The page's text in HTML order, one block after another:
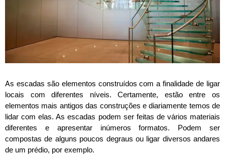
As escadas são elementos construídos com a finalidade de ligar
locais com diferentes níveis. Certamente, estão entre os
elementos mais antigos das construções e diariamente temos de
lidar com elas. As escadas podem ser feitas de vários materiais
diferentes e apresentar inúmeros formatos. Podem ser
compostas de alguns poucos degraus ou ligar diversos andares
de um prédio, por exemplo.